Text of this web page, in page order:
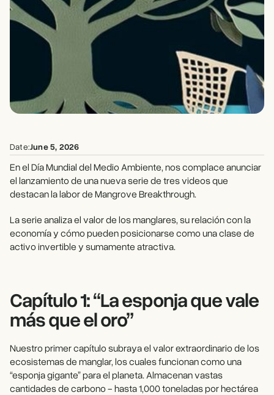
Date:June 5, 2026
En el Día Mundial del Medio Ambiente, nos complace anunciar
el lanzamiento de una nueva serie de tres videos que
destacan la labor de Mangrove Breakthrough.
La serie analiza el valor de los manglares, su relación con la
economía y cómo pueden posicionarse como una clase de
activo invertible y sumamente atractiva.
Capítulo 1: “La esponja que vale
más que el oro”
Nuestro primer capítulo subraya el valor extraordinario de los
ecosistemas de manglar, los cuales funcionan como una
“esponja gigante” para el planeta. Almacenan vastas
cantidades de carbono - hasta 1,000 toneladas por hectárea